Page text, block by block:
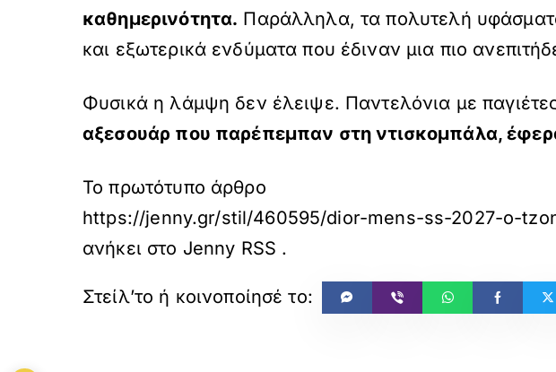
καθημερινότητα. Παράλληλα, τα πολυτελή
και εξωτερικά ενδύματα που έδιναν μια πιο
Φυσικά η λάμψη δεν έλειψε. Παντελόνια με
αξεσουάρ που παρέπεμπαν στη ντισκομπάλα,
Το πρωτότυπο άρθρο
https://jenny.gr/stil/460595/dior-mens-ss-2027-o-
ανήκει στο Jenny RSS .